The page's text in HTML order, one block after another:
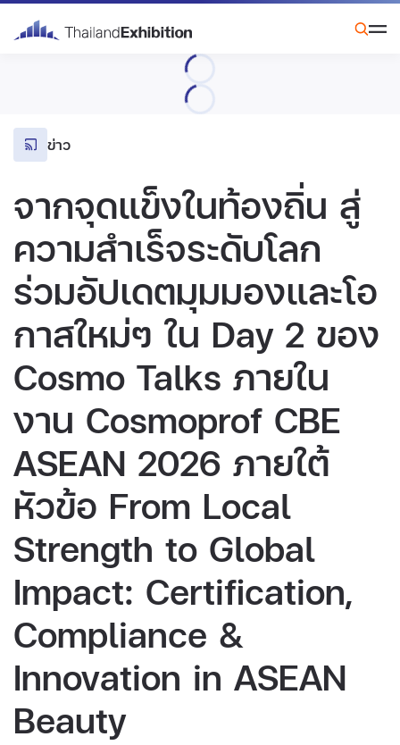
ข่าว
จากจุดแข็งในท้องถิ่น สู่
ความสำเร็จระดับโลก
ร่วมอัปเดตมุมมองและโอ
กาสใหม่ๆ ใน Day 2 ของ
Cosmo Talks ภายใน
งาน Cosmoprof CBE
ASEAN 2026 ภายใต้
หัวข้อ From Local
Strength to Global
Impact: Certification,
Compliance &
Innovation in ASEAN
Beauty